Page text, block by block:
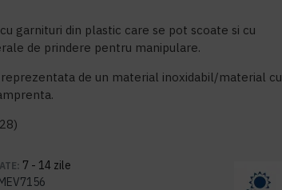
garnituri din plastic care se pot scoate si cu
de prindere pentru manipulare.
reprezentata de un material inoxidabil/material cu
7 - 14 zile